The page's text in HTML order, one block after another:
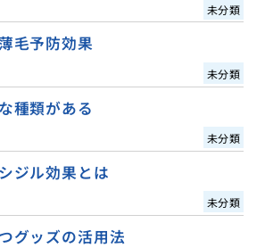
未分類
毛予防効果
未分類
種類がある
未分類
ジル効果とは
未分類
グッズの活用法